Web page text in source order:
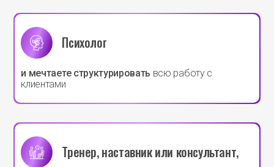
Психолог
и мечтаете структурировать всю работу с
клиентами
Тренер, наставник или консультант,